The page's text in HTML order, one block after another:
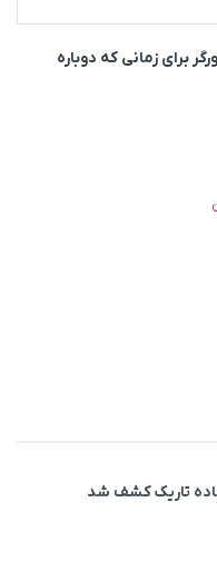
برای زمانی که دوباره
تاریک کشف شد